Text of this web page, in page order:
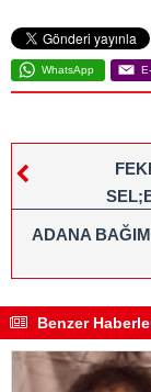
WhatsApp
ADANA
Benzer